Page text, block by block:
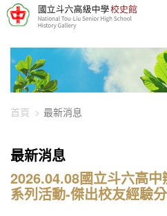
448-4204
首頁 最新消息
最新消息
2026.04.08國立斗六高
系列活動-傑出校友經驗